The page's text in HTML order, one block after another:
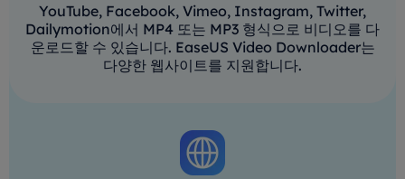
YouTube, Facebook, Vimeo, Instagram, Twitter,
Dailymotion에서 MP4 또는 MP3 형식으로 비디오를 다
운로드할 수 있습니다. EaseUS Video Downloader는
다양한 웹사이트를 지원합니다.